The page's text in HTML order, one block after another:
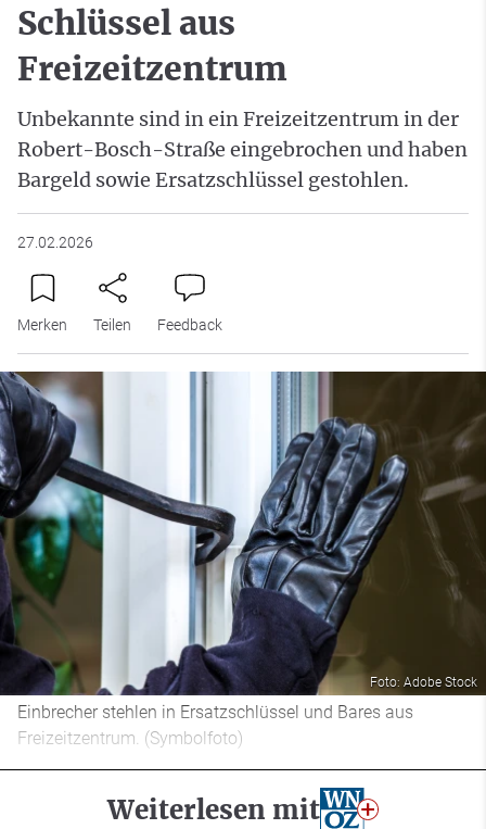
Schlüssel aus
Freizeitzentrum
Unbekannte sind in ein Freizeitzentrum in der
Robert-Bosch-Straße eingebrochen und haben
Bargeld sowie Ersatzschlüssel gestohlen.
27.02.2026
Merken Teilen Feedback
Foto: Adobe Stock
Einbrecher stehlen in Ersatzschlüssel und Bares aus
Freizeitzentrum. (Symbolfoto)
Weiterlesen mit